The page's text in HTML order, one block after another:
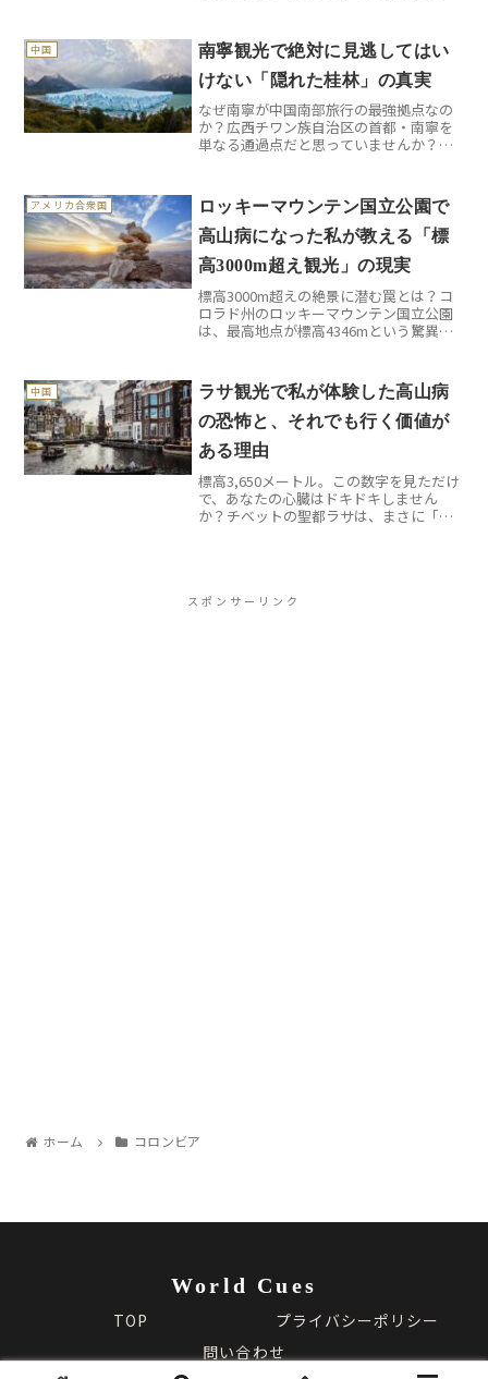
に街を歩いてみると一目瞭然です。どこ
を見上げても、ゴシック様...
中国
南寧観光で絶対に見逃してはい
けない「隠れた桂林」の真実
なぜ南寧が中国南部旅行の最強拠点なの
か？広西チワン族自治区の首都・南寧を
単なる通過点だと思っていませんか？実
ほど魅力的な観光地なんです。私が初め
て南寧を訪れたとき、正直...
アメリカ合衆国
ロッキーマウンテン国立公園で
高山病になった私が教える「標
高3000m超え観光」の現実
標高3000m超えの絶景に潜む罠とは？コ
ロラド州のロッキーマウンテン国立公園
は、最高地点が標高4346mという驚異的
験できない高山の世界へ足を踏み入れる
ことができるの...
中国
ラサ観光で私が体験した高山病
の恐怖と、それでも行く価値が
ある理由
標高3,650メートル。この数字を見ただけ
で、あなたの心臓はドキドキしません
か？チベットの聖都ラサは、まさに「天
スポンサーリンク
ホーム コロンビア
World Cues
TOP
プライバシーポリシー
問い合わせ